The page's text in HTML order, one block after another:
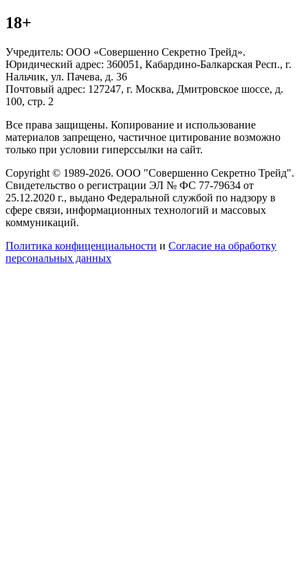
18+
Учредитель: ООО «Совершенно Секретно Трейд».
Юридический адрес: 360051, Кабардино-Балкарская Респ., г.
Нальчик, ул. Пачева, д. 36
Почтовый адрес: 127247, г. Москва, Дмитровское шоссе, д.
100, стр. 2
Все права защищены. Копирование и использование
материалов запрещено, частичное цитирование возможно
только при условии гиперссылки на сайт.
Copyright © 1989-2026. ООО "Совершенно Секретно Трейд".
Свидетельство о регистрации ЭЛ № ФС 77-79634 от
25.12.2020 г., выдано Федеральной службой по надзору в
сфере связи, информационных технологий и массовых
коммуникаций.
Политика конфиценциальности и Согласие на обработку
персональных данных